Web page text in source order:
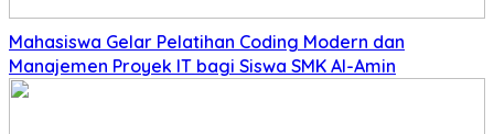
Mahasiswa Gelar Pelatihan Coding Modern dan
Manajemen Proyek IT bagi Siswa SMK Al-Amin